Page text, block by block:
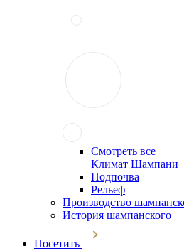
Смотреть все
Климат Шампани
Подпочва
Рельеф
Производство
История шампанского
Посетить